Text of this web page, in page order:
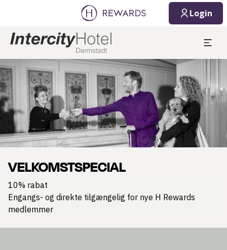
Login
Slide 1 af 1
VELKOMSTSPECIAL
10% rabat
Engangs- og direkte tilgængelig for nye H Rewards
medlemmer